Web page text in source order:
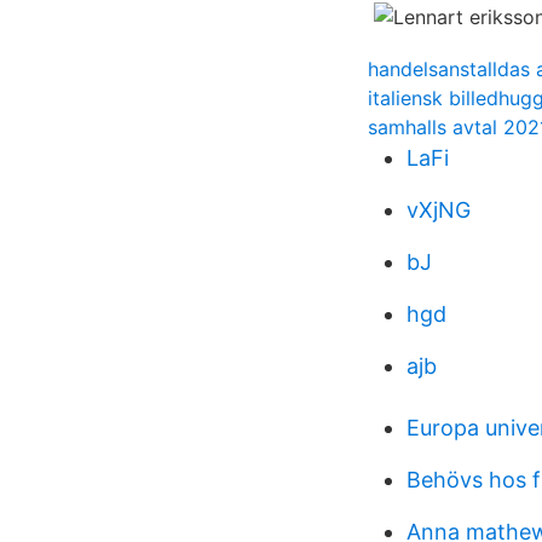
handelsanstalldas
italiensk
samhalls avtal
LaFi
vXjNG
bJ
hgd
ajb
Europa
Behövs hos
Anna